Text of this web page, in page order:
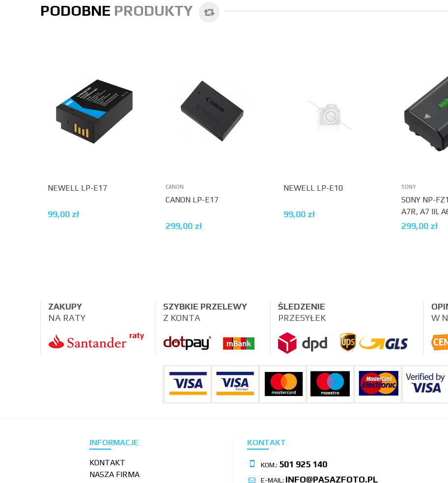
PODOBNE PRODUKTY
NEWELL LP-E17
99,00 zł
CANON
CANON LP-E17
299,00 zł
NEWELL LP-E10
99,00 zł
SONY
SONY NP-
A7R, A7 III,
299,00 zł
ZAKUPY
NA RATY
SZYBKIE PRZELEWY
Z KONTA
ŚLEDZENIE
PRZESYŁEK
W
INFORMACJE
KONTAKT
NASZA FIRMA
KONTAKT
KOM.: 501 925 140
E-MAIL: INFO@PASAZFOTO.PL